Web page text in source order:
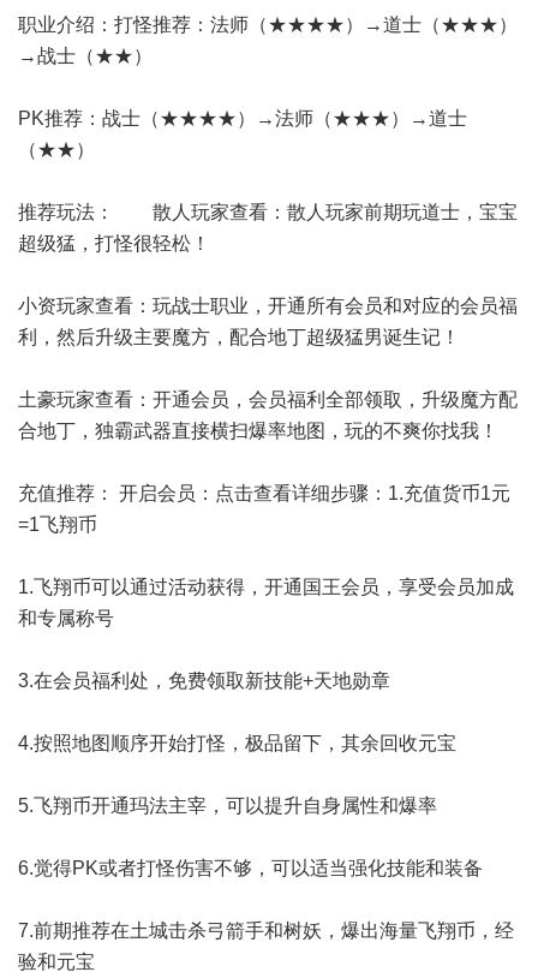
职业介绍：打怪推荐：法师（★★★★）→道士（★★★）
→战士（★★）
PK推荐：战士（★★★★）→法师（★★★）→道士
（★★）
推荐玩法： 散人玩家查看：散人玩家前期玩道士，宝宝
超级猛，打怪很轻松！
小资玩家查看：玩战士职业，开通所有会员和对应的会员福
利，然后升级主要魔方，配合地丁超级猛男诞生记！
土豪玩家查看：开通会员，会员福利全部领取，升级魔方配
合地丁，独霸武器直接横扫爆率地图，玩的不爽你找我！
充值推荐： 开启会员：点击查看详细步骤：1.充值货币1元
=1飞翔币
1.飞翔币可以通过活动获得，开通国王会员，享受会员加成
和专属称号
3.在会员福利处，免费领取新技能+天地勋章
4.按照地图顺序开始打怪，极品留下，其余回收元宝
5.飞翔币开通玛法主宰，可以提升自身属性和爆率
6.觉得PK或者打怪伤害不够，可以适当强化技能和装备
7.前期推荐在土城击杀弓箭手和树妖，爆出海量飞翔币，经
验和元宝